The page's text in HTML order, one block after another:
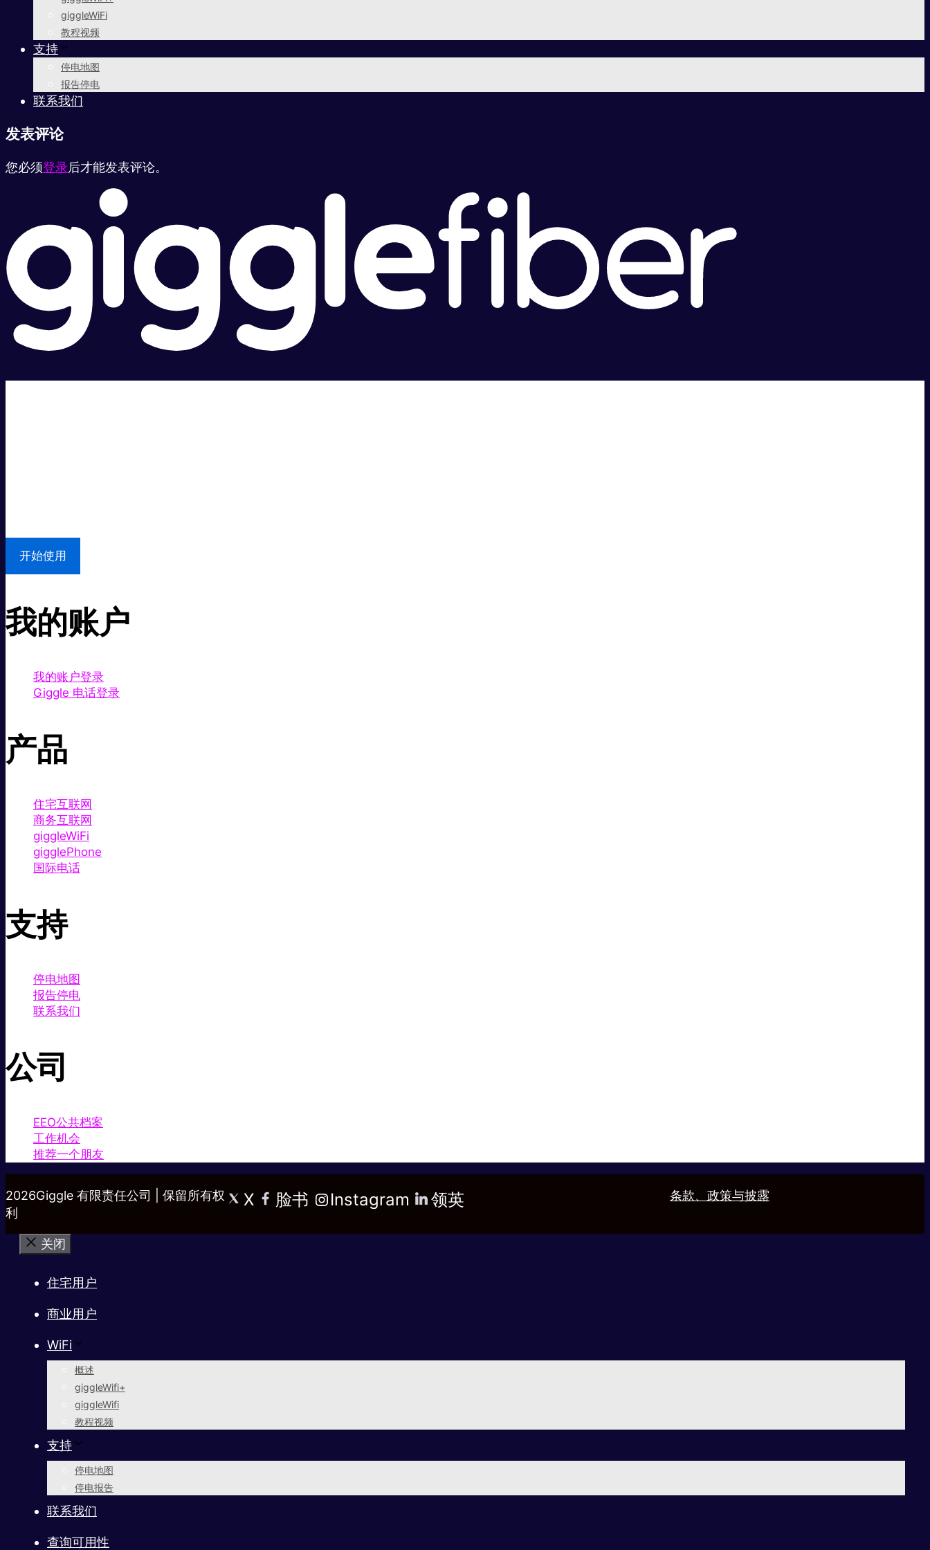
giggleWiFi
教程视频
支持
停电地图
报告停电
联系我们
发表评论
您必须登录后才能发表评论。
开始使用
我的账户
我的账户登录
Giggle 电话登录
产品
住宅互联网
商务互联网
giggleWiFi
gigglePhone
国际电话
支持
停电地图
报告停电
联系我们
公司
EEO公共档案
工作机会
推荐一个朋友
2026Giggle 有限责任公司 | 保留所有权
利
X 脸书 Instagram 领英 条款、政策与披露
关闭
住宅用户
商业用户
WiFi
概述
giggleWifi+
giggleWifi
教程视频
支持
停电地图
停电报告
联系我们
查询可用性